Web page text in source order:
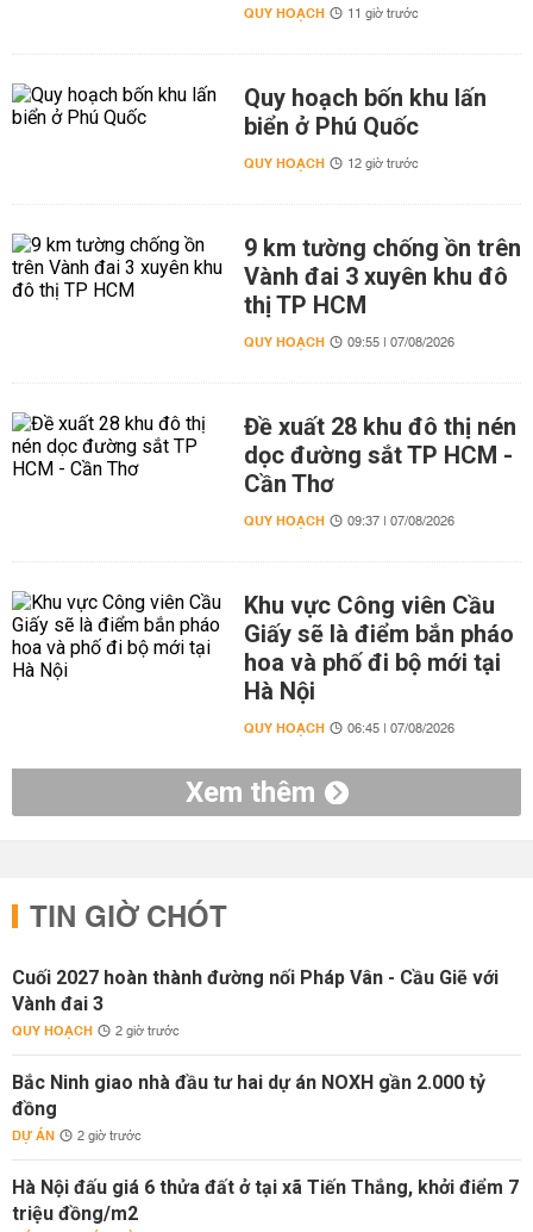
QUY HOẠCH 11 giờ trước
Quy hoạch bốn khu lấn
biển ở Phú Quốc
QUY HOẠCH 12 giờ trước
9 km tường chống ồn trên
Vành đai 3 xuyên khu đô
thị TP HCM
QUY HOẠCH 09:55 | 07/08/2026
Đề xuất 28 khu đô thị nén
dọc đường sắt TP HCM -
Cần Thơ
QUY HOẠCH 09:37 | 07/08/2026
Khu vực Công viên Cầu
Giấy sẽ là điểm bắn pháo
hoa và phố đi bộ mới tại
Hà Nội
QUY HOẠCH 06:45 | 07/08/2026
Xem thêm
TIN GIỜ CHÓT
Cuối 2027 hoàn thành đường nối Pháp Vân - Cầu Giẽ với
Vành đai 3
QUY HOẠCH 2 giờ trước
Bắc Ninh giao nhà đầu tư hai dự án NOXH gần 2.000 tỷ
đồng
DỰ ÁN 2 giờ trước
Hà Nội đấu giá 6 thửa đất ở tại xã Tiến Thắng, khởi điểm 7
triệu đồng/m2